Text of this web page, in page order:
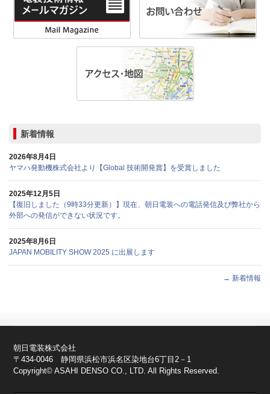
新着情報
2026年8月4日
ヤマハ発動機株式会社より【Global 技術開発賞】を受賞しました
2025年12月5日
【復旧しました（9時33分更新）】現在、朝日電装への電話発信及び弊社から
外部への発信ができない状況です。
2025年8月6日
JAPAN MOBILITY SHOW 2025 に出展します
→ 新着情報
朝日電装株式会社
〒434-0046 静岡県浜松市浜名区染地台6丁目2－1
Copyright© ASAHI DENSO CO., LTD. All Rights Reserved.